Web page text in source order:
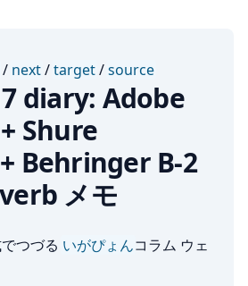
/ next/target/source
diary: Adobe
Shure
+ Behringer B-2
メモ
つづる いがぴょんコラム ウェ